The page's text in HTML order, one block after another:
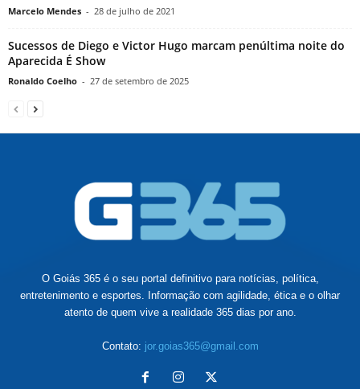
Marcelo Mendes - 28 de julho de 2021
Sucessos de Diego e Victor Hugo marcam penúltima noite do
Aparecida É Show
Ronaldo Coelho - 27 de setembro de 2025
O Goiás 365 é o seu portal definitivo para notícias, política,
entretenimento e esportes. Informação com agilidade, ética e o olhar
atento de quem vive a realidade 365 dias por ano.
Contato: jor.goias365@gmail.com